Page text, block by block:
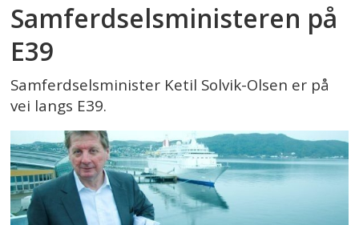
Samferdselsministeren på
E39
Samferdselsminister Ketil Solvik-Olsen er på
vei langs E39.